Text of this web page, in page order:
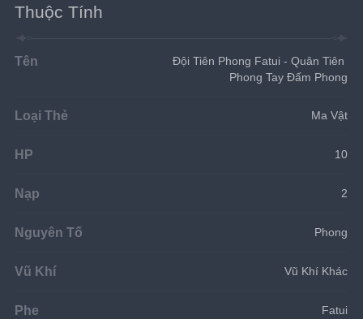
Thuộc Tính
Tên
Đội Tiên Phong Fatui - Quân Tiên
Phong Tay Đấm Phong
Loại Thẻ Ma Vật
HP 10
Nạp 2
Nguyên Tố Phong
Vũ Khí Vũ Khí Khác
Phe Fatui